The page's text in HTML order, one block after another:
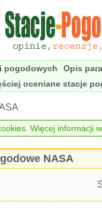
pogodowych Opis
oceniane stacje
Więcej informacji w
NASA